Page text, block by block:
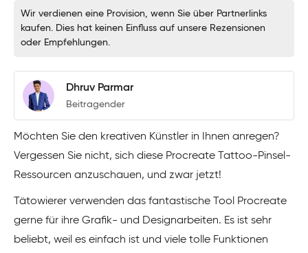
Wir verdienen eine Provision, wenn Sie über Partnerlinks
kaufen. Dies hat keinen Einfluss auf unsere Rezensionen
oder Empfehlungen.
Dhruv Parmar
Beitragender
Möchten Sie den kreativen Künstler in Ihnen anregen?
Vergessen Sie nicht, sich diese Procreate Tattoo-Pinsel-
Ressourcen anzuschauen, und zwar jetzt!
Tätowierer verwenden das fantastische Tool Procreate
gerne für ihre Grafik- und Designarbeiten. Es ist sehr
beliebt, weil es einfach ist und viele tolle Funktionen